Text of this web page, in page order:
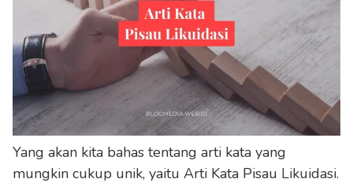
Yang akan kita bahas tentang arti kata yang
mungkin cukup unik, yaitu Arti Kata Pisau Likuidasi.